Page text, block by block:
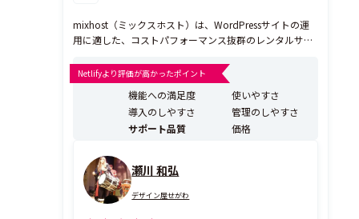
mixhost（ミックスホスト）は、WordPressサイトの運
用に適した、コストパフォーマンス抜群のレンタルサー
ンスまでを一か所で管理可能！複数サイト運営にもおす
すめです。
Netlifyより評価が高かったポイント
機能への満足度
使いやすさ
導入のしやすさ
管理のしやすさ
サポート品質
価格
瀬川 和弘
デザイン屋せがわ